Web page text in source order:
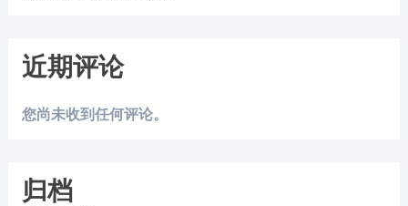
近期评论
您尚未收到任何评论。
归档